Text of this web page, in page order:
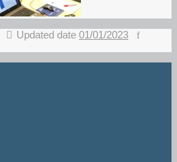
Updated date 01/01/2023